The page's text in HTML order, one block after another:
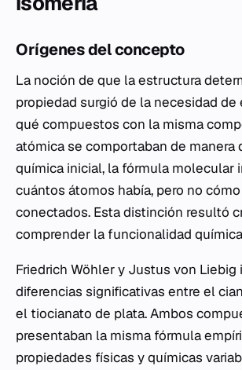
Orígenes del concepto
La noción de que la estructura
propiedad surgió de la necesidad de
qué compuestos con la misma
atómica se comportaban de manera
química inicial, la fórmula molecular
cuántos átomos había, pero no
conectados. Esta distinción resultó
comprender la funcionalidad
Friedrich Wöhler y Justus von Liebig
diferencias significativas entre el
el tiocianato de plata. Ambos
presentaban la misma fórmula
propiedades físicas y químicas